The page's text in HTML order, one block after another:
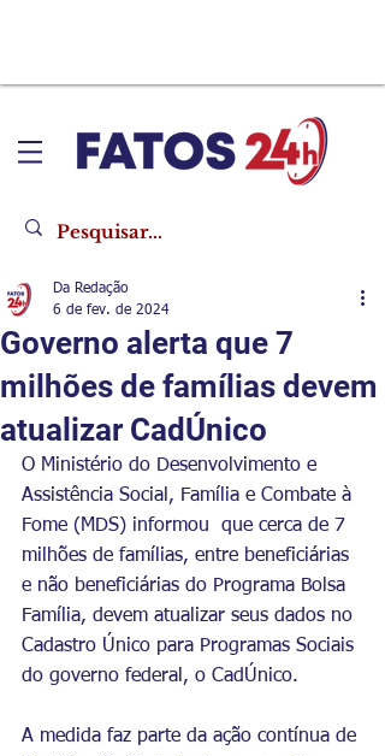
Governo alerta que 7
milhões de famílias devem
atualizar CadÚnico
Da Redação
6 de fev. de 2024
O Ministério do Desenvolvimento e
Assistência Social, Família e Combate à
Fome (MDS) informou  que cerca de 7
milhões de famílias, entre beneficiárias
e não beneficiárias do Programa Bolsa
Família, devem atualizar seus dados no
Cadastro Único para Programas Sociais
do governo federal, o CadÚnico.
A medida faz parte da ação contínua de